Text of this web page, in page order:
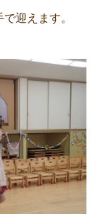
迎えます。